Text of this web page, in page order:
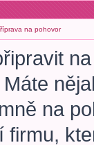
na pohovor
na
firmu,